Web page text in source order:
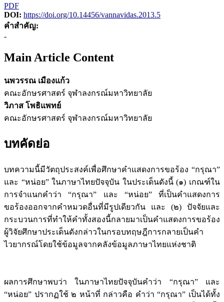
PDF
DOI: https://doi.org/10.14456/vannavidas.2013.5
คำสำคัญ:
-
Main Article Content
นพวรรณ เมืองแก้ว
คณะอักษรศาสตร์ จุฬาลงกรณ์มหาวิทยาลัย
วิภาส โพธิแพทย์
คณะอักษรศาสตร์ จุฬาลงกรณ์มหาวิทยาลัย
บทคัดย่อ
บทความนี้มีวัตถุประสงค์เพื่อศึกษาคำแสดงการขอร้อง “กรุณา”
และ “หน่อย” ในภาษาไทยปัจจุบัน ในประเด็นดังนี้ (๑) เกณฑ์ใน
การจำแนกคำว่า “กรุณา” และ “หน่อย” ที่เป็นคำแสดงการ
ขอร้องออกจากคำหมวดอื่นที่มีรูปเดียวกัน และ (๒) ปัจจัยและ
กระบวนการที่ทำให้คำทั้งสองนี้กลายมาเป็นคำแสดงการขอร้อง
ผู้วิจัยศึกษาประเด็นดังกล่าวในกรอบทฤษฎีการกลายเป็นคำ
ไวยากรณ์โดยใช้ข้อมูลจากคลังข้อมูลภาษาไทยแห่งชาติ
ผลการศึกษาพบว่า ในภาษาไทยปัจจุบันคำว่า “กรุณา” และ
“หน่อย” ปรากฏใช้ ๒ หน้าที่ กล่าวคือ คำว่า “กรุณา” เป็นได้ทั้ง